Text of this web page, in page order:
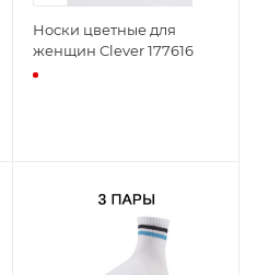
Носки цветные для
женщин Clever 177616